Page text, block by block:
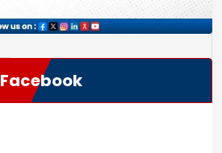
Facebook